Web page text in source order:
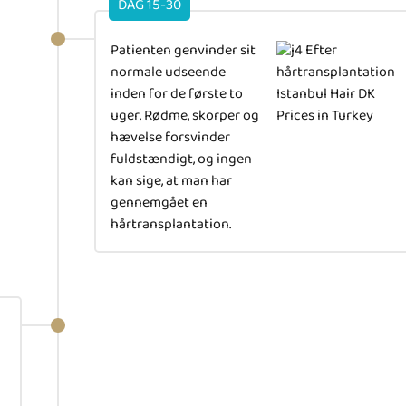
DAG 15-30
Patienten genvinder sit
normale udseende
inden for de første to
uger. Rødme, skorper og
hævelse forsvinder
fuldstændigt, og ingen
kan sige, at man har
gennemgået en
hårtransplantation.